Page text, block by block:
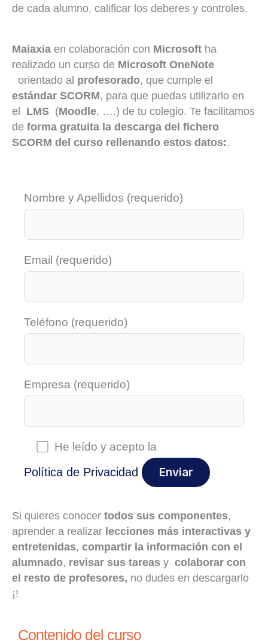
de cada alumno, calificar los deberes y controles.
Maiaxia en colaboración con Microsoft ha
realizado un curso de Microsoft OneNote
orientado al profesorado, que cumple el
estándar SCORM, para que puedas utilizarlo en
el LMS (Moodle, ….) de tu colegio. Te facilitamos
de forma gratuita la descarga del fichero
SCORM del curso rellenando estos datos:.
Nombre y Apellidos (requerido)
Email (requerido)
Teléfono (requerido)
Empresa (requerido)
He leído y acepto la
Política de Privacidad
Si quieres conocer todos sus componentes,
aprender a realizar lecciones más interactivas y
entretenidas, compartir la información con el
alumnado, revisar sus tareas y colaborar con
el resto de profesores, no dudes en descargarlo
¡!
Contenido del curso